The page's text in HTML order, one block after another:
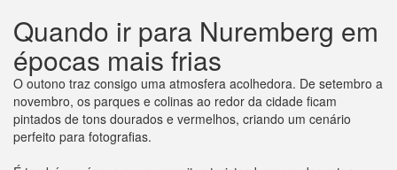
Quando ir para Nuremberg em
épocas mais frias
O outono traz consigo uma atmosfera acolhedora. De setembro a
novembro, os parques e colinas ao redor da cidade ficam
pintados de tons dourados e vermelhos, criando um cenário
perfeito para fotografias.